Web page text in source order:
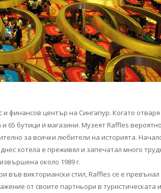
финансов център на Сингапур. Когато
65 бутици и магазини. Музеят Raffles
за всички любители на историята.
хотела е преживял и запечатал много
около 1989 г.
викториански стил, Raffles се е
от своите партньори в